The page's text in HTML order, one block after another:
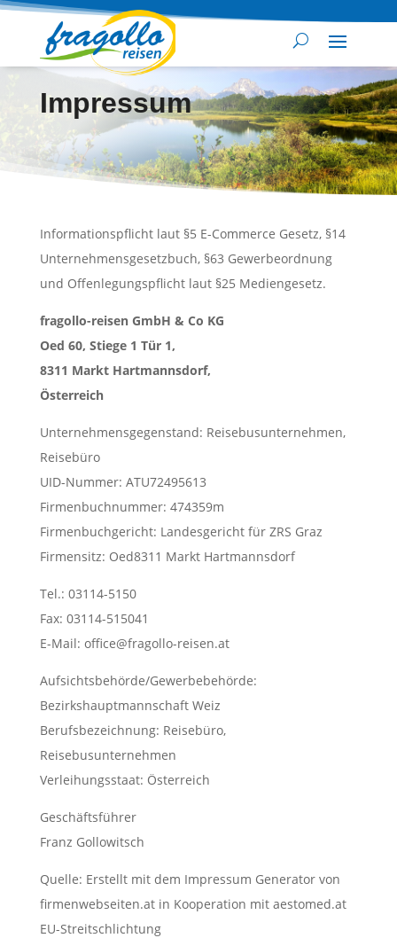
Impressum
Informationspflicht laut §5 E-Commerce Gesetz, §14
Unternehmensgesetzbuch, §63 Gewerbeordnung
und Offenlegungspflicht laut §25 Mediengesetz.
fragollo-reisen GmbH & Co KG
Oed 60, Stiege 1 Tür 1,
8311 Markt Hartmannsdorf,
Österreich
Unternehmensgegenstand: Reisebusunternehmen,
Reisebüro
UID-Nummer: ATU72495613
Firmenbuchnummer: 474359m
Firmenbuchgericht: Landesgericht für ZRS Graz
Firmensitz: Oed8311 Markt Hartmannsdorf
Tel.: 03114-5150
Fax: 03114-515041
E-Mail: office@fragollo-reisen.at
Aufsichtsbehörde/Gewerbebehörde:
Bezirkshauptmannschaft Weiz
Berufsbezeichnung: Reisebüro,
Reisebusunternehmen
Verleihungsstaat: Österreich
Geschäftsführer
Franz Gollowitsch
Quelle: Erstellt mit dem Impressum Generator von
firmenwebseiten.at in Kooperation mit aestomed.at
EU-Streitschlichtung